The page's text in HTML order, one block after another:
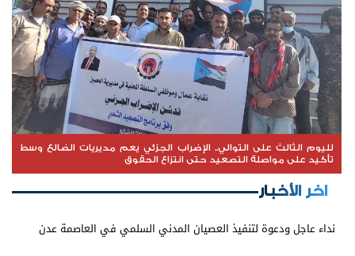
لليوم الثالث على التوالي.. الإضراب الجزئي يعم مديريات الضالع وسط
تأكيد على مواصلة التصعيد حتى انتزاع الحقوق
اخر الأخبار
نداء عاجل ودعوة لتنفيذ العصيان المدني السلمي في العاصمة عدن